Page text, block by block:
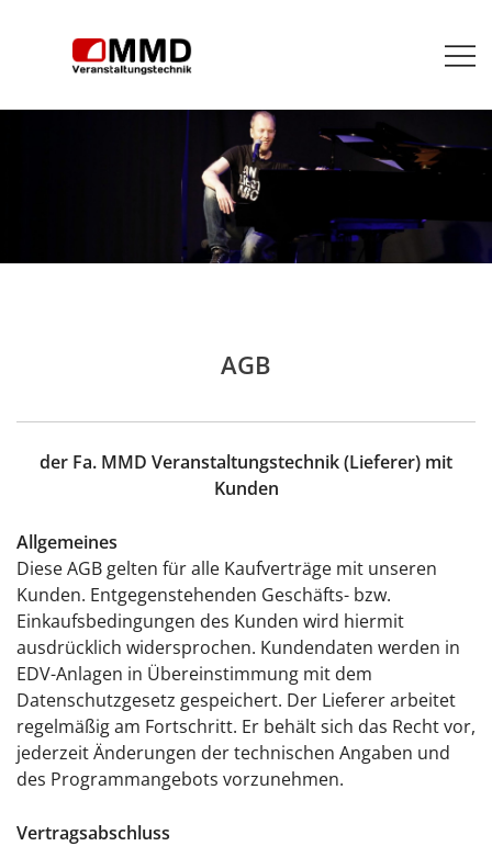
springen
installieren
AGB
der Fa. MMD Veranstaltungstechnik (Lieferer) mit
Kunden
Allgemeines
Diese AGB gelten für alle Kaufverträge mit unseren
Kunden. Entgegenstehenden Geschäfts- bzw.
Einkaufsbedingungen des Kunden wird hiermit
ausdrücklich widersprochen. Kundendaten werden in
EDV-Anlagen in Übereinstimmung mit dem
Datenschutzgesetz gespeichert. Der Lieferer arbeitet
regelmäßig am Fortschritt. Er behält sich das Recht vor,
jederzeit Änderungen der technischen Angaben und
des Programmangebots vorzunehmen.
Vertragsabschluss